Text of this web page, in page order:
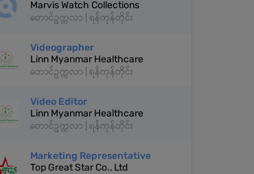
Marvis Watch Collections
တောင်ဥက္ကလာ | ရန်ကုန်တိုင်း
Videographer
Linn Myanmar Healthcare
တောင်ဥက္ကလာ | ရန်ကုန်တိုင်း
Video Editor
Linn Myanmar Healthcare
တောင်ဥက္ကလာ | ရန်ကုန်တိုင်း
Marketing Representative
Top Great Star Co., Ltd